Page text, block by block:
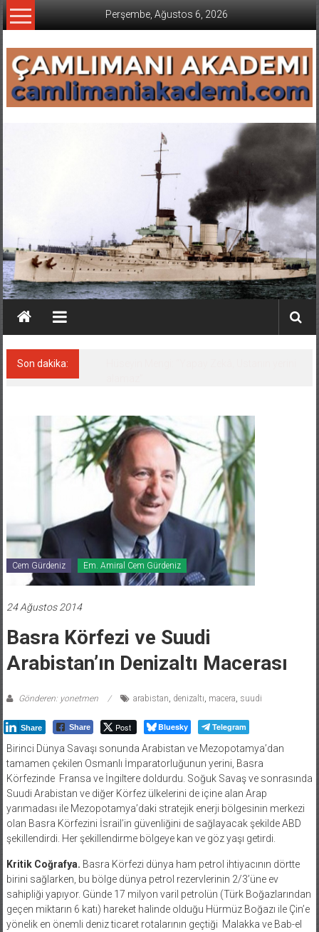
İçeriğe
geç
Perşembe, Ağustos 6, 2026
Son dakika:
Cem Gürdeniz Em. Amiral Cem Gürdeniz
24 Ağustos 2014
Basra Körfezi ve Suudi
Arabistan’ın Denizaltı Macerası
Gönderen: yonetmen arabistan, denizaltı, macera, suudi
Share Share Post Bluesky Telegram
Birinci Dünya Savaşı sonunda Arabistan ve Mezopotamya’dan
tamamen çekilen Osmanlı İmparatorluğunun yerini, Basra
Körfezinde Fransa ve İngiltere doldurdu. Soğuk Savaş ve sonrasında
Suudi Arabistan ve diğer Körfez ülkelerini de içine alan Arap
yarımadası ile Mezopotamya’daki stratejik enerji bölgesinin merkezi
olan Basra Körfezini İsrail’in güvenliğini de sağlayacak şekilde ABD
şekillendirdi. Her şekillendirme bölgeye kan ve göz yaşı getirdi.
Kritik Coğrafya. Basra Körfezi dünya ham petrol ihtiyacının dörtte
birini sağlarken, bu bölge dünya petrol rezervlerinin 2/3’üne ev
sahipliği yapıyor. Günde 17 milyon varil petrolün (Türk Boğazlarından
geçen miktarın 6 katı) hareket halinde olduğu Hürmüz Boğazı ile Çin’e
yönelik en önemli deniz ticaret rotalarının geçtiği Malakka ve Bab-el